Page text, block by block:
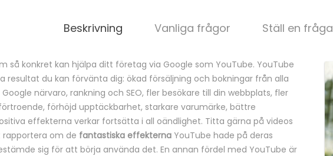
Beskrivning Vanliga frågor Ställ en fråga
så konkret kan hjälpa ditt företag via Google som YouTube. YouTube
resultat du kan förvänta dig: ökad försäljning och bokningar från alla
närvaro, rankning och SEO, fler besökare till din webbplats, fler
förhöjd upptäckbarhet, starkare varumärke, bättre
effekterna verkar fortsätta i all oändlighet. Titta gärna på videos
om de fantastiska effekterna YouTube hade på deras
sig för att börja använda det. En annan fördel med YouTube är